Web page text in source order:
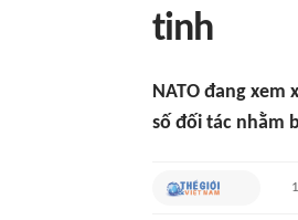
tinh
NATO đang
số đối tác nhằm